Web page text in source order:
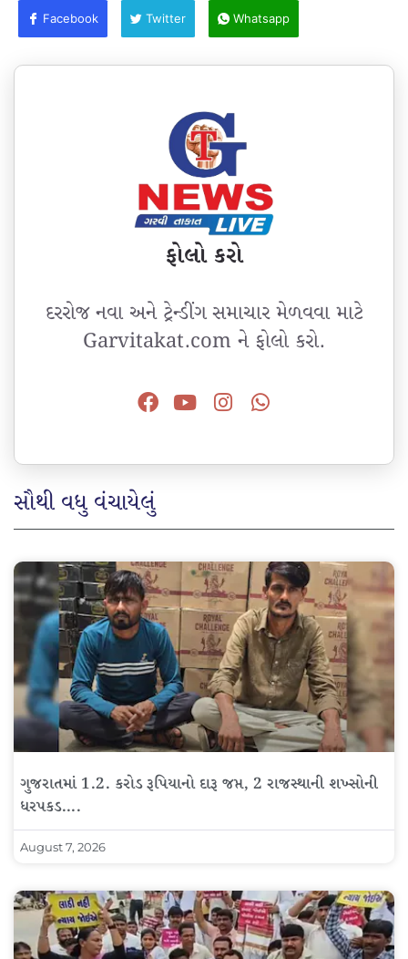
Facebook Twitter Whatsapp
ફોલો કરો
દરરોજ નવા અને ટ્રેન્ડીંગ સમાચાર મેળવવા માટે
Garvitakat.com ને ફોલો કરો.
સૌથી વધુ વંચાયેલું
ગુજરાતમાં 1.2. કરોડ રૂપિયાનો દારૂ જપ્ત, 2 રાજસ્થાની શખ્સોની
ધરપકડ….
August 7, 2026